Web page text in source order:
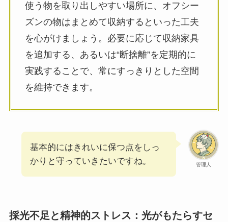
使う物を取り出しやすい場所に、オフシー
ズンの物はまとめて収納するといった工夫
を心がけましょう。必要に応じて収納家具
を追加する、あるいは“断捨離”を定期的に
実践することで、常にすっきりとした空間
を維持できます。
管理人
基本的にはきれいに保つ点をしっ
かりと守っていきたいですね。
採光不足と精神的ストレス：光がもたらすセ